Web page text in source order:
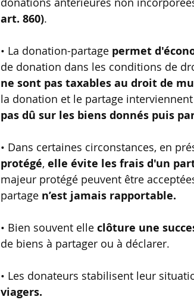
art. 860).
• La donation-partage permet
de donation dans les conditions de
ne sont pas taxables au droit de
la donation et le partage
pas dû sur les biens donnés puis
• Dans certaines circonstances, en
protégé, elle évite les frais d'un
majeur protégé peuvent être
partage n’est jamais rapportable.
• Bien souvent elle clôture une
de biens à partager ou à déclarer.
• Les donateurs stabilisent leur
viagers.